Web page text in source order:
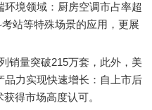
境领域：厨房空调市占率超
站等特殊场景的应用，更展
量突破215万套，此外，美
品力实现快速增长：自上市后
得市场高度认可。